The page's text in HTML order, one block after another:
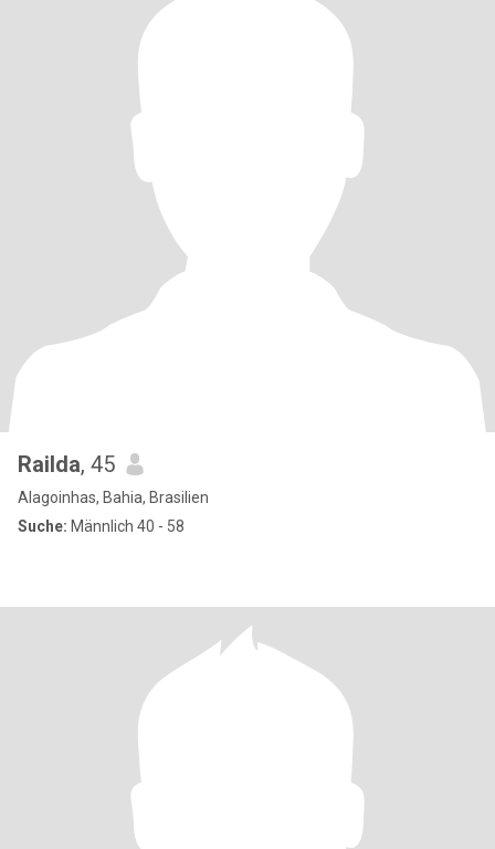
Railda, 45
Alagoinhas, Bahia, Brasilien
Suche: Männlich 40 - 58